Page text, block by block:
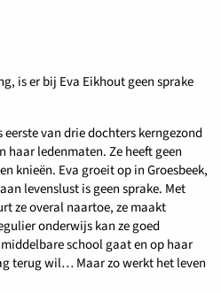
is er bij Eva Eikhout geen sprake
van drie dochters kerngezond
ledenmaten. Ze heeft geen
knieën. Eva groeit op in Groesbeek,
levenslust is geen sprake. Met
ze overal naartoe, ze maakt
onderwijs kan ze goed
school gaat en op haar
terug wil… Maar zo werkt het leven